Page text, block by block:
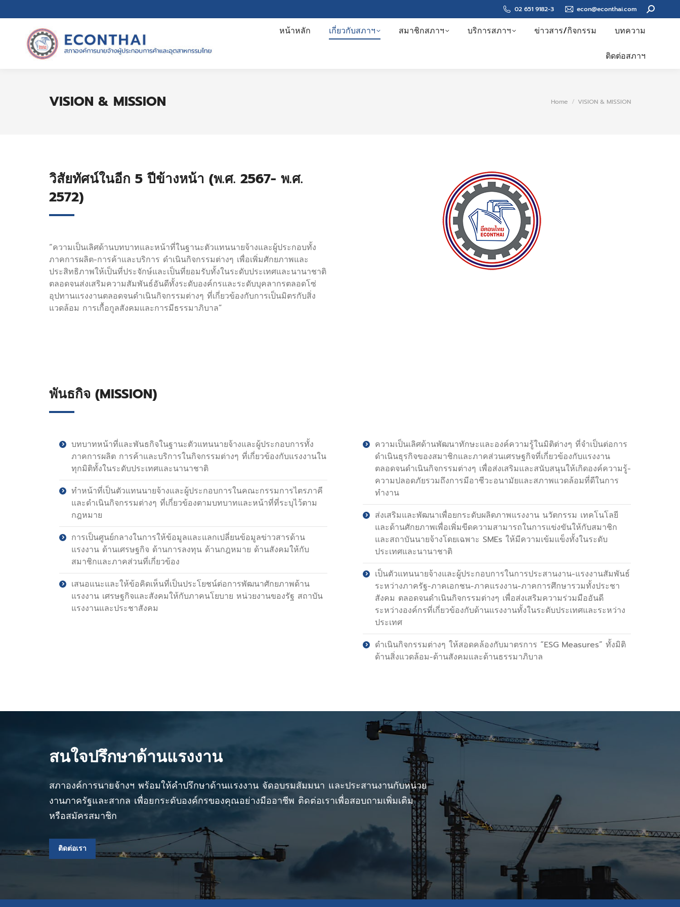
02 651 9182-3 econ@econthai.com Search:
หน้าหลัก เกี่ยวกับสภาฯ สมาชิกสภาฯ บริการสภาฯ ข่าวสาร/กิจกรรม บทความ
ติดต่อสภาฯ
VISION & MISSION You are here:
Home VISION & MISSION
วิสัยทัศน์ในอีก 5 ปีข้างหน้า (พ.ศ. 2567- พ.ศ.
2572)
“ความเป็นเลิศด้านบทบาทและหน้าที่ในฐานะตัวแทนนายจ้างและผู้ประกอบทั้ง
ภาคการผลิต-การค้าและบริการ ดำเนินกิจกรรมต่างๆ เพื่อเพิ่มศักยภาพและ
ประสิทธิภาพให้เป็นที่ประจักษ์และเป็นที่ยอมรับทั้งในระดับประเทศและนานาชาติ
ตลอดจนส่งเสริมความสัมพันธ์อันดีทั้งระดับองค์กรและระดับบุคลากรตลอดโซ่
อุปทานแรงงานตลอดจนดำเนินกิจกรรมต่างๆ ที่เกี่ยวข้องกับการเป็นมิตรกับสิ่ง
แวดล้อม การเกื้อกูลสังคมและการมีธรรมาภิบาล”
พันธกิจ (MISSION)
บทบาทหน้าที่และพันธกิจในฐานะตัวแทนนายจ้างและผู้ประกอบการทั้ง
ภาคการผลิต การค้าและบริการในกิจกรรมต่างๆ ที่เกี่ยวข้องกับแรงงานใน
ทุกมิติทั้งในระดับประเทศและนานาชาติ
ทำหน้าที่เป็นตัวแทนนายจ้างและผู้ประกอบการในคณะกรรมการไตรภาคี
และดำเนินกิจกรรมต่างๆ ที่เกี่ยวข้องตามบทบาทและหน้าที่ที่ระบุไว้ตาม
กฎหมาย
การเป็นศูนย์กลางในการให้ข้อมูลและแลกเปลี่ยนข้อมูลข่าวสารด้าน
แรงงาน ด้านเศรษฐกิจ ด้านการลงทุน ด้านกฎหมาย ด้านสังคมให้กับ
สมาชิกและภาคส่วนที่เกี่ยวข้อง
เสนอแนะและให้ข้อคิดเห็นที่เป็นประโยชน์ต่อการพัฒนาศักยภาพด้าน
แรงงาน เศรษฐกิจและสังคมให้กับภาคนโยบาย หน่วยงานของรัฐ สถาบัน
แรงงานและประชาสังคม
ความเป็นเลิศด้านพัฒนาทักษะและองค์ความรู้ในมิติต่างๆ ที่จำเป็นต่อการ
ดำเนินธุรกิจของสมาชิกและภาคส่วนเศรษฐกิจที่เกี่ยวข้องกับแรงงาน
ตลอดจนดำเนินกิจกรรมต่างๆ เพื่อส่งเสริมและสนับสนุนให้เกิดองค์ความรู้-
ความปลอดภัยรวมถึงการมีอาชีวะอนามัยและสภาพแวดล้อมที่ดีในการ
ทำงาน
ส่งเสริมและพัฒนาเพื่อยกระดับผลิตภาพแรงงาน นวัตกรรม เทคโนโลยี
และด้านศักยภาพเพื่อเพิ่มขีดความสามารถในการแข่งขันให้กับสมาชิก
และสถาบันนายจ้างโดยเฉพาะ SMEs ให้มีความเข้มแข็งทั้งในระดับ
ประเทศและนานาชาติ
เป็นตัวแทนนายจ้างและผู้ประกอบการในการประสานงาน-แรงงานสัมพันธ์
ระหว่างภาครัฐ-ภาคเอกชน-ภาคแรงงาน-ภาคการศึกษารวมทั้งประชา
สังคม ตลอดจนดำเนินกิจกรรมต่างๆ เพื่อส่งเสริมความร่วมมืออันดี
ระหว่างองค์กรที่เกี่ยวข้องกับด้านแรงงานทั้งในระดับประเทศและระหว่าง
ประเทศ
ดำเนินกิจกรรมต่างๆ ให้สอดคล้องกับมาตรการ “ESG Measures” ทั้งมิติ
ด้านสิ่งแวดล้อม-ด้านสังคมและด้านธรรมาภิบาล
สนใจปรึกษาด้านแรงงาน
สภาองค์การนายจ้างฯ พร้อมให้คำปรึกษาด้านแรงงาน จัดอบรมสัมมนา และประสานงานกับหน่วย
งานภาครัฐและสากล เพื่อยกระดับองค์กรของคุณอย่างมืออาชีพ ติดต่อเราเพื่อสอบถามเพิ่มเติม
หรือสมัครสมาชิก
ติดต่อเรา